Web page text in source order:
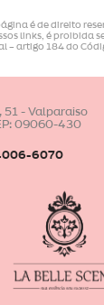
é de direito
links, é proibida
– artigo 184 do
51 - Valparaiso
09060-430
6070